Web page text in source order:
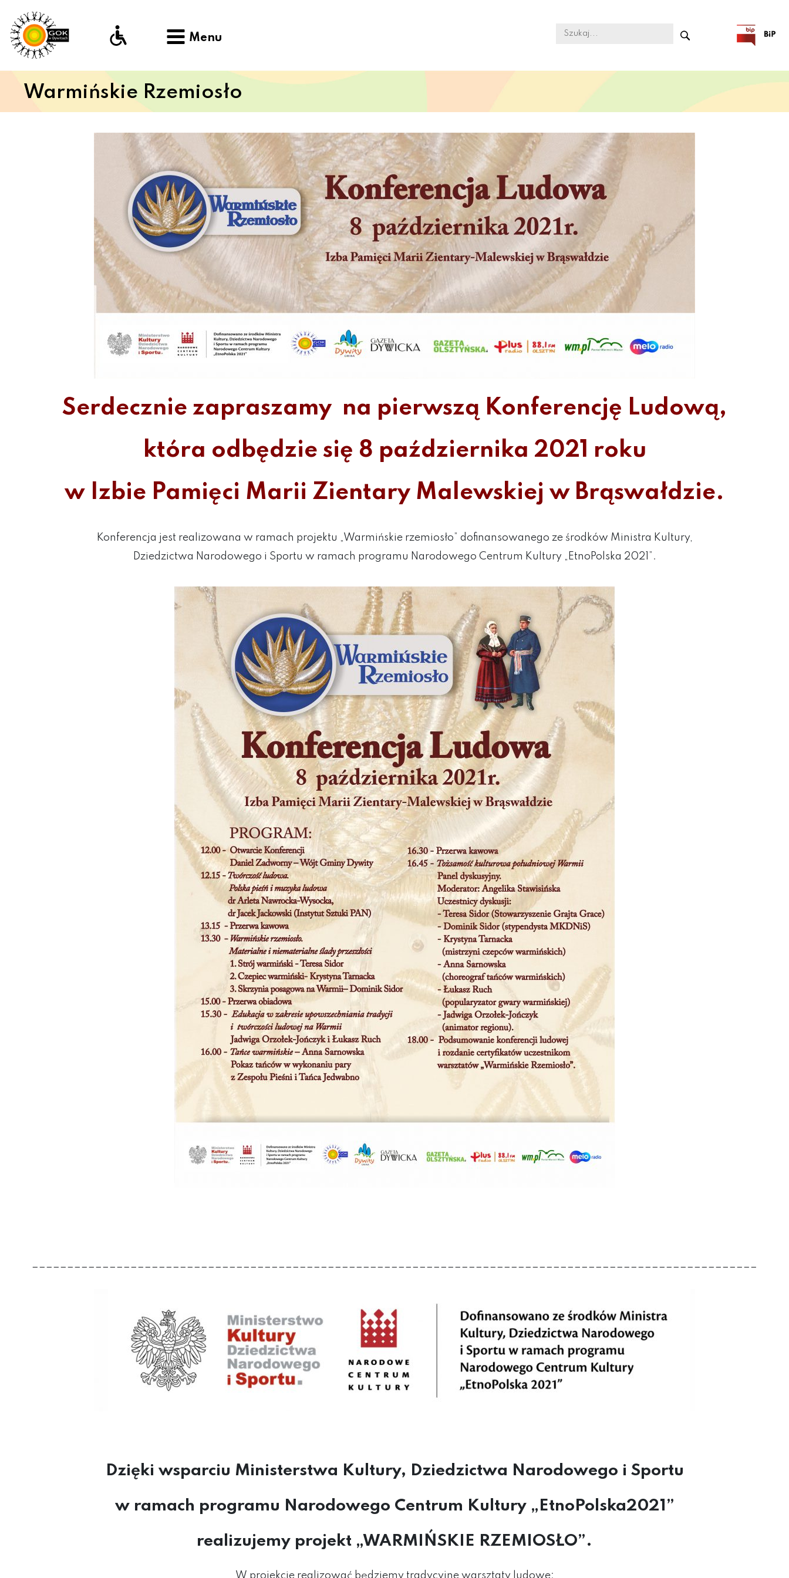
Menu
Warmińskie Rzemiosło
Serdecznie zapraszamy na pierwszą Konferencję Ludową,
która odbędzie się 8 października 2021 roku
w Izbie Pamięci Marii Zientary Malewskiej w Brąswałdzie.
Konferencja jest realizowana w ramach projektu „Warmińskie rzemiosło” dofinansowanego ze środków Ministra Kultury,
Dziedzictwa Narodowego i Sportu w ramach programu Narodowego Centrum Kultury „EtnoPolska 2021”.
Dzięki wsparciu Ministerstwa Kultury, Dziedzictwa Narodowego i Sportu
w ramach programu Narodowego Centrum Kultury „EtnoPolska2021”
realizujemy projekt „WARMIŃSKIE RZEMIOSŁO”.
W projekcie realizować będziemy tradycyjne warsztaty ludowe: